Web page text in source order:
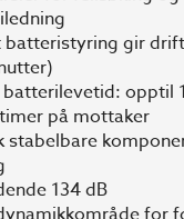
batteristyring gir
opptil
på mottaker
stabelbare
134 dB